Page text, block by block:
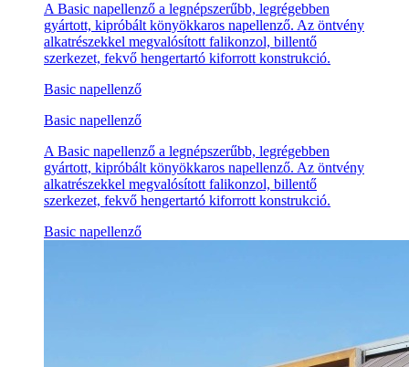
A Basic napellenző a legnépszerűbb, legrégebben
gyártott, kipróbált könyökkaros napellenző. Az öntvény
alkatrészekkel megvalósított falikonzol, billentő
szerkezet, fekvő hengertartó kiforrott konstrukció.
Basic napellenző
Basic napellenző
A Basic napellenző a legnépszerűbb, legrégebben
gyártott, kipróbált könyökkaros napellenző. Az öntvény
alkatrészekkel megvalósított falikonzol, billentő
szerkezet, fekvő hengertartó kiforrott konstrukció.
Basic napellenző